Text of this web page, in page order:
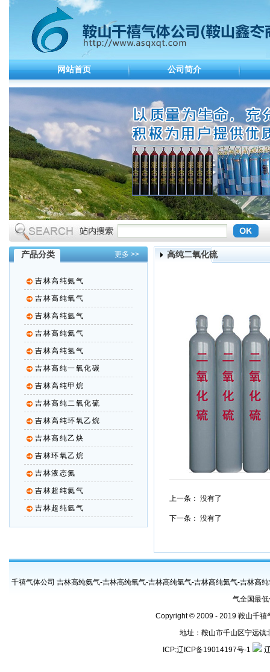
网站首页 公司简介
产品分类 更多 >>
吉林高纯氨气
吉林高纯氧气
吉林高纯氩气
吉林高纯氦气
吉林高纯氢气
吉林高纯一氧化碳
吉林高纯甲烷
吉林高纯二氧化硫
吉林高纯环氧乙烷
吉林高纯乙炔
吉林环氧乙烷
吉林液态氮
吉林超纯氦气
吉林超纯氩气
高纯二氧化硫
上一条： 没有了
下一条： 没有了
千禧气体公司 吉林高纯氨气-吉林高纯氧气-吉林高纯氩气-吉林高纯氦气-吉林高
气全国最
Copyright © 2009 - 2019 鞍山千禧
地址：鞍山市千山区宁远
ICP:辽ICP备19014197号-1